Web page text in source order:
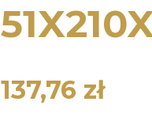
Cena
137,76 zł